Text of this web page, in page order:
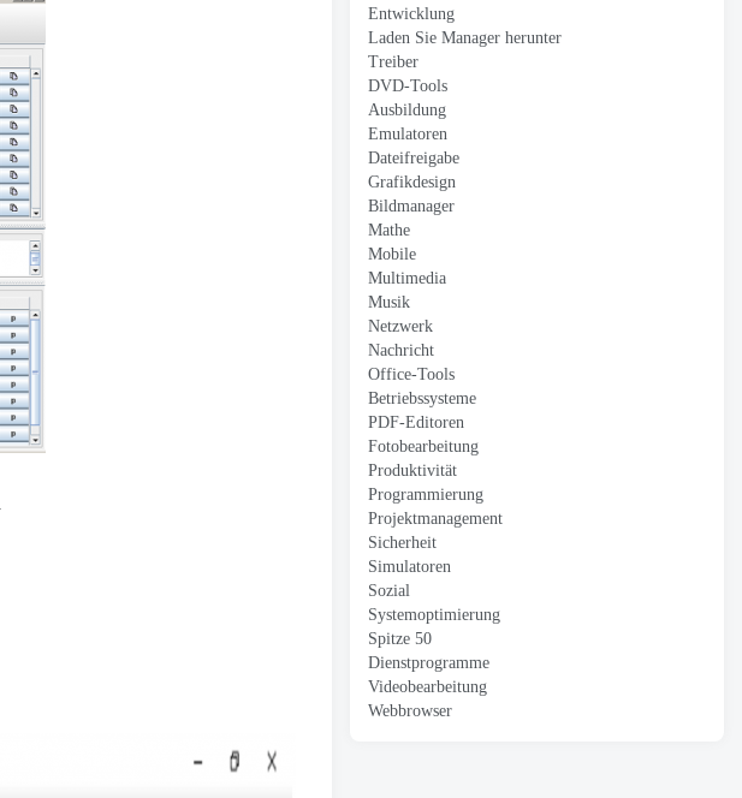
Entwicklung
Laden Sie Manager herunter
Treiber
DVD-Tools
Ausbildung
Emulatoren
Dateifreigabe
Grafikdesign
Bildmanager
Mathe
Mobile
Multimedia
Musik
Netzwerk
Nachricht
Office-Tools
Betriebssysteme
PDF-Editoren
Fotobearbeitung
Produktivität
Programmierung
Projektmanagement
Sicherheit
Simulatoren
Sozial
Systemoptimierung
Spitze 50
Dienstprogramme
Videobearbeitung
Webbrowser